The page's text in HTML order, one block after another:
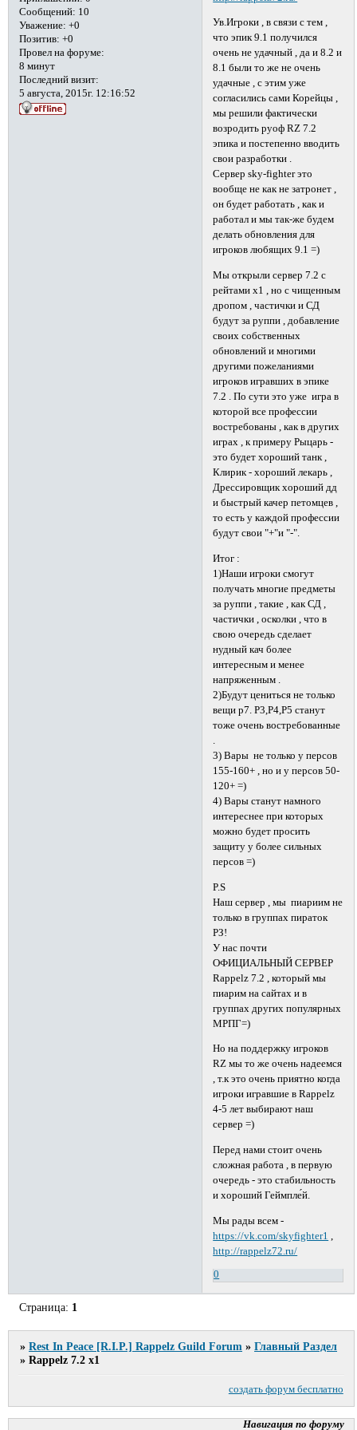
Сообщений: 10
Уважение: +0
Позитив: +0
Провел на форуме:
8 минут
Последний визит:
5 августа, 2015г. 12:16:52
Ув.Игроки , в связи с тем ,
что эпик 9.1 получился
очень не удачный , да и 8.2 и
8.1 были то же не очень
удачные , с этим уже
согласились сами Корейцы ,
мы решили фактически
возродить руоф RZ 7.2
эпика и постепенно вводить
свои разработки .
Сервер sky-fighter это
вообще не как не затронет ,
он будет работать , как и
работал и мы так-же будем
делать обновления для
игроков любящих 9.1 =)
Мы открыли сервер 7.2 с
рейтами х1 , но с чищенным
дропом , частички и СД
будут за руппи , добавление
своих собственных
обновлений и многими
другими пожеланиями
игроков игравших в эпике
7.2 . По сути это уже игра в
которой все профессии
востребованы , как в других
играх , к примеру Рыцарь -
это будет хороший танк ,
Клирик - хороший лекарь ,
Дрессировщик хороший дд
и быстрый качер петомцев ,
то есть у каждой профессии
будут свои "+"и "-".
Итог :
1)Наши игроки смогут
получать многие предметы
за руппи , такие , как СД ,
частички , осколки , что в
свою очередь сделает
нудный кач более
интересным и менее
напряженным .
2)Будут цениться не только
вещи р7. Р3,Р4,Р5 станут
тоже очень востребованные
.
3) Вары не только у персов
155-160+ , но и у персов 50-
120+ =)
4) Вары станут намного
интереснее при которых
можно будет просить
защиту у более сильных
персов =)
P.S
Наш сервер , мы пиариим не
только в группах пираток
РЗ!
У нас почти
ОФИЦИАЛЬНЫЙ СЕРВЕР
Rappelz 7.2 , который мы
пиарим на сайтах и в
группах других популярных
МРПГ=)
Но на поддержку игроков
RZ мы то же очень надеемся
, т.к это очень приятно когда
игроки игравшие в Rappelz
4-5 лет выбирают наш
сервер =)
Перед нами стоит очень
сложная работа , в первую
очередь - это стабильность
и хороший Геймпле́й.
Мы рады всем -
https://vk.com/skyfighter1 ,
http://rappelz72.ru/
0
Страница: 1
»Rest In Peace [R.I.P.] Rappelz Guild Forum »Главный Раздел
»Rappelz 7.2 x1
создать форум бесплатно
Навигация по форуму